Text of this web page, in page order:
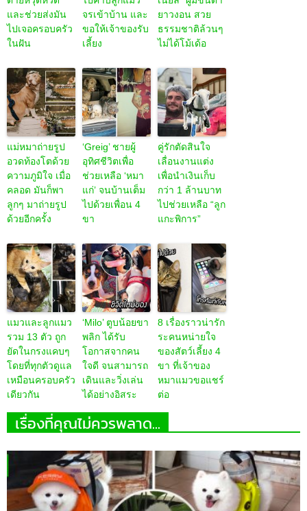
และช่วยส่งมัน
ไปเจอครอบครัว
ในฝัน
จรเข้าบ้าน และ
ขอให้เจ้าของรับ
เลี้ยง
ยาวงอน สวย
ธรรมชาติล้วนๆ
ไม่ได้โม้เด้อ
แม่หมาถ่ายรูป
อวดท้องโตด้วย
ความภูมิใจ เมื่อ
คลอด มันก็พา
ลูกๆ มาถ่ายรูป
ด้วยอีกครั้ง
‘Greig’ ชายผู้
อุทิศชีวิตเพื่อ
ช่วยเหลือ ‘หมา
แก่’ จนบ้านเต็ม
ไปด้วยเพื่อน 4
ขา
คู่รักตัดสินใจ
เลื่อนงานแต่ง
เพื่อนำเงินเก็บ
กว่า 1 ล้านบาท
ไปช่วยเหลือ “ลูก
แกะพิการ”
แมวและลูกแมว
รวม 13 ตัว ถูก
ยัดในกรงแคบๆ
โดยที่ทุกตัวดูแล
เหมือนครอบครัว
เดียวกัน
‘Milo’ ตูบน้อยขา
พลิก ได้รับ
โอกาสจากคน
ใจดี จนสามารถ
เดินและวิ่งเล่น
ได้อย่างอิสระ
8 เรื่องราวน่ารัก
ระคนหน่ายใจ
ของสัตว์เลี้ยง 4
ขา ที่เจ้าของ
หมาแมวขอแชร์
ต่อ
เรื่องที่คุณไม่ควรพลาด...